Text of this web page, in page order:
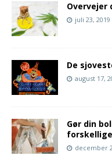
Overvejer
juli 23, 2019
De
august 17,
Gør din
december